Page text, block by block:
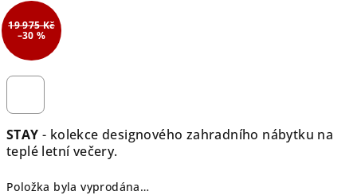
STAY - kolekce designového zahradního nábytku na
teplé letní večery.
Položka byla vyprodána…
19 975 Kč
–30 %